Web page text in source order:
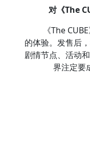
对《The
《The
的体验。发售后
剧情节点、活动
界注定要